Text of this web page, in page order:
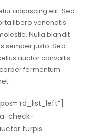
adipiscing elit. Sed
libero venenatis
Nulla blandit
semper justo. Sed
auctor convallis
fermentum
check-
turpis